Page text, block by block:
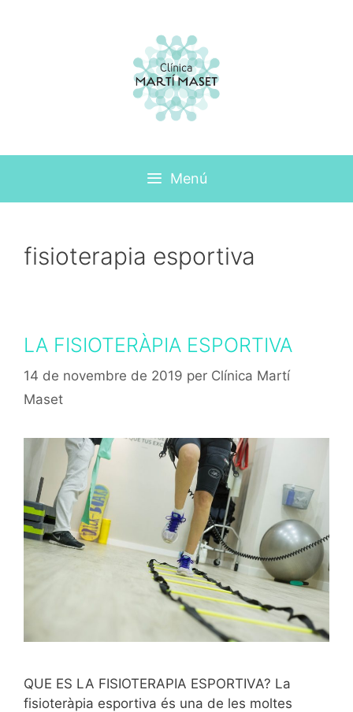
Menú
fisioterapia esportiva
LA FISIOTERÀPIA ESPORTIVA
14 de novembre de 2019 per Clínica Martí
Maset
QUE ES LA FISIOTERAPIA ESPORTIVA? La
fisioteràpia esportiva és una de les moltes